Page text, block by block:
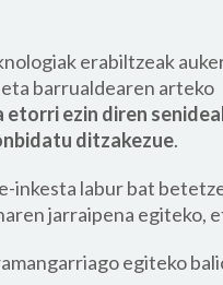
erabiltzeak
barrualdearen arteko
ezin diren
ditzakezue.
inkesta labur bat
jarraipena egiteko,
egiteko